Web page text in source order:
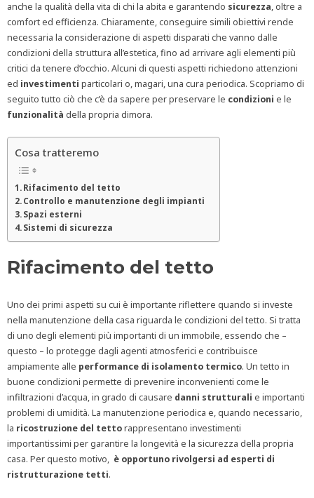
anche la qualità della vita di chi la abita e garantendo sicurezza, oltre a
comfort ed efficienza. Chiaramente, conseguire simili obiettivi rende
necessaria la considerazione di aspetti disparati che vanno dalle
condizioni della struttura all’estetica, fino ad arrivare agli elementi più
critici da tenere d’occhio. Alcuni di questi aspetti richiedono attenzioni
ed investimenti particolari o, magari, una cura periodica. Scopriamo di
seguito tutto ciò che c’è da sapere per preservare le condizioni e le
funzionalità della propria dimora.
Cosa tratteremo
Rifacimento del tetto
Controllo e manutenzione degli impianti
Spazi esterni
Sistemi di sicurezza
Rifacimento del tetto
Uno dei primi aspetti su cui è importante riflettere quando si investe
nella manutenzione della casa riguarda le condizioni del tetto. Si tratta
di uno degli elementi più importanti di un immobile, essendo che –
questo – lo protegge dagli agenti atmosferici e contribuisce
ampiamente alle performance di isolamento termico. Un tetto in
buone condizioni permette di prevenire inconvenienti come le
infiltrazioni d’acqua, in grado di causare danni strutturali e importanti
problemi di umidità. La manutenzione periodica e, quando necessario,
la ricostruzione del tettorappresentano investimenti
importantissimi per garantire la longevità e la sicurezza della propria
casa. Per questo motivo, è opportuno rivolgersi ad esperti di
ristrutturazione tetti.